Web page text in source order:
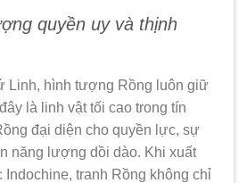
quyền uy và thịnh
Linh, hình tượng Rồng luôn giữ
là linh vật tối cao trong tín
đại diện cho quyền lực, sự
năng lượng dồi dào. Khi xuất
Indochine, tranh Rồng không chỉ